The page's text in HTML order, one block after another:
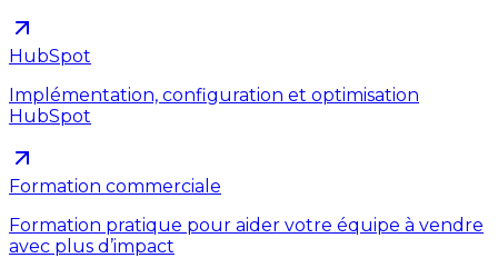
HubSpot
Implémentation, configuration et optimisation
HubSpot
Formation commerciale
Formation pratique pour aider votre équipe à vendre
avec plus d’impact